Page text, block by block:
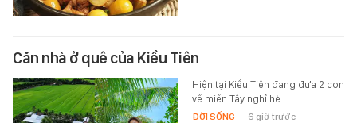
Căn nhà ở quê của Kiều Tiên
Hiện tại Kiều Tiên đang đưa 2 con
về miền Tây nghỉ hè.
ĐỜI SỐNG - 6 giờ trước